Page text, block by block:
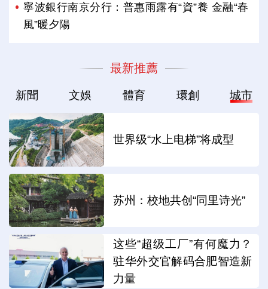
寧波銀行南京分行：普惠雨露有“資”養 金融“春
風”暖夕陽
最新推薦
新聞 文娛 體育 環創 城市
世界级“水上电梯”将成型
苏州：校地共创“同里诗光”
这些“超级工厂”有何魔力？
驻华外交官解码合肥智造新
力量